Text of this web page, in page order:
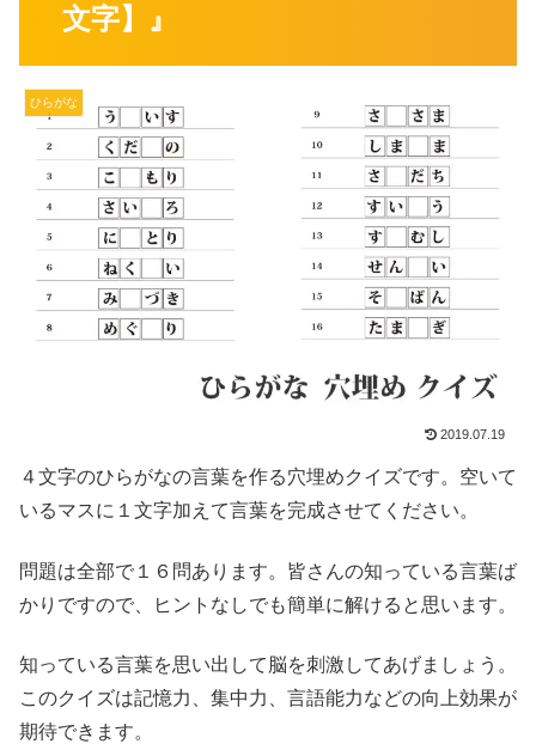
文字】』
ひらがな
2019.07.19
４文字のひらがなの言葉を作る穴埋めクイズです。空いて
いるマスに１文字加えて言葉を完成させてください。
問題は全部で１６問あります。皆さんの知っている言葉ば
かりですので、ヒントなしでも簡単に解けると思います。
知っている言葉を思い出して脳を刺激してあげましょう。
このクイズは記憶力、集中力、言語能力などの向上効果が
期待できます。